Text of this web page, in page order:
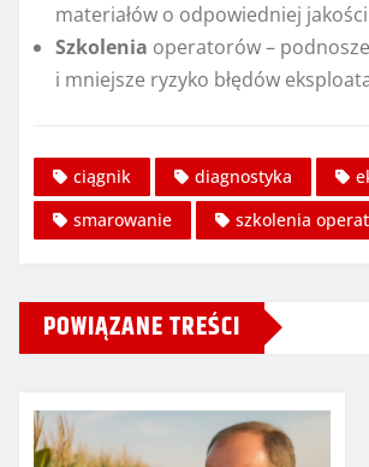
materiałów o odpowiedniej
Szkolenia operatorów –
i mniejsze ryzyko błędów
ciągnik diagnostyka
smarowanie
szkolenia
POWIĄZANE TREŚCI